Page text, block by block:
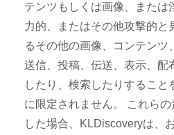
テンツもしくは画像、または
力的、またはその他攻撃的と
るその他の画像、コンテンツ
送信、投稿、伝送、表示、配
したり、検索したりすること
に限定されません。 これら
した場合、KLDiscoveryは、